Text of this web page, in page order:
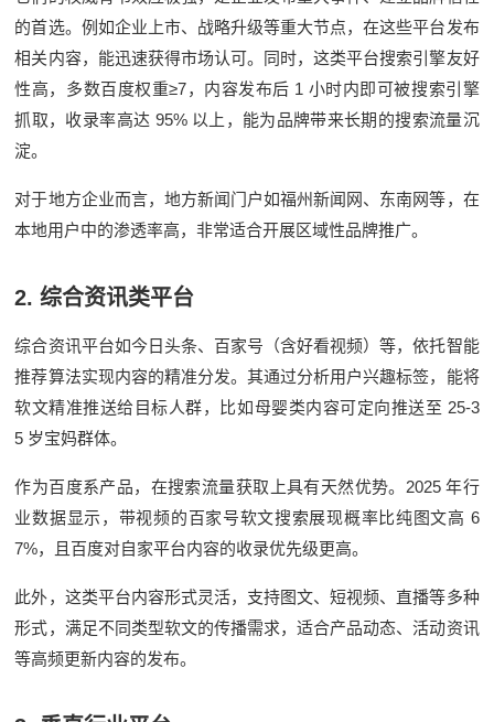
的首选。例如企业上市、战略升级等重大节点，在这些平台发布
相关内容，能迅速获得市场认可。同时，这类平台搜索引擎友好
性高，多数百度权重≥7，内容发布后 1 小时内即可被搜索引擎
抓取，收录率高达 95% 以上，能为品牌带来长期的搜索流量沉
淀。
对于地方企业而言，地方新闻门户如福州新闻网、东南网等，在
本地用户中的渗透率高，非常适合开展区域性品牌推广。
2.综合资讯类平台
综合资讯平台如今日头条、百家号（含好看视频）等，依托智能
推荐算法实现内容的精准分发。其通过分析用户兴趣标签，能将
软文精准推送给目标人群，比如母婴类内容可定向推送至 25-3
5 岁宝妈群体。
作为百度系产品，在搜索流量获取上具有天然优势。 2025年行
业数据显示，带视频的百家号软文搜索展现概率比纯图文高 6
7%，且百度对自家平台内容的收录优先级更高。
此外，这类平台内容形式灵活，支持图文、短视频、直播等多种
形式，满足不同类型软文的传播需求，适合产品动态、活动资讯
等高频更新内容的发布。